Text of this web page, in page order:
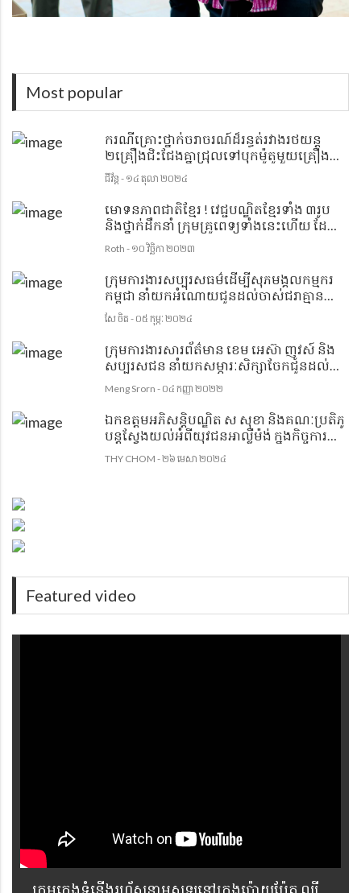
Most popular
ករណីគ្រោះថ្នាក់ចរាចរណ៍ដ៏រន្ធត់រវាងរថយន្ត
២គ្រឿងជិះជែងគ្នាជ្រុលទៅបុកម៉ូតូមួយគ្រឿង
យ៉ាងពេញទំហឹង បណ្ដាលឲ្យមនុស្សម្នាក់ស្លាប់នៅ
ហ្នឹងកន្លែង
ជីវ័ន្ត - ១៤ តុលា ២០២៤
មោទនភាពជាតិខ្មែរ ! វេជ្ជបណ្ឌិតខ្មែរទាំង ៣រូប
និងថ្នាក់ដឹកនាំ ក្រុមគ្រូពេទ្យទាំងនេះហើយ ដែល
បានសង្រ្គោះទារកកើតមកមានដៃ៤ ជើង ៤ មក
មានជីវិតប្រក្រតីវិញ។
Roth - ១០ វិច្ឆិកា ២០២៣
ក្រុមការងារសប្បុរសធម៌ដើម្បីសុភមង្គលកម្មករ
កម្ពុជា នាំយកអំណោយជូនដល់ចាស់ជរាគ្មាន
ទីពឹង ១រូប ក្នុងភូមិដូនអាត់
សែ ចិត - ០៥ កុម្ភៈ ២០២៤
ក្រុមការងារសារព័ត៌មាន ខេម អេស៊ា ញូវស៍ និង
សប្បុរសជន នាំយកសម្ភារៈសិក្សាចែកជូនដល់
សិស្សានុសិស្សសាលាបឋមសិក្សាពីងពង់
Meng Srorn - ០៤ កញ្ញា ២០២២
ឯកឧត្តមអភិសន្តិបណ្ឌិត ស សុខា និងគណៈប្រតិភូ
បន្តស្វែងយល់អំពីយុវជនអាល្លឺម៉ង់ ក្នុងកិច្ចការ
រដ្ឋបាលមូលដ្ឋាន និងកិច្ចសហប្រតិបត្តិការអន្តរ
THY CHOM - ២៦ មេសា ២០២៤
Featured video